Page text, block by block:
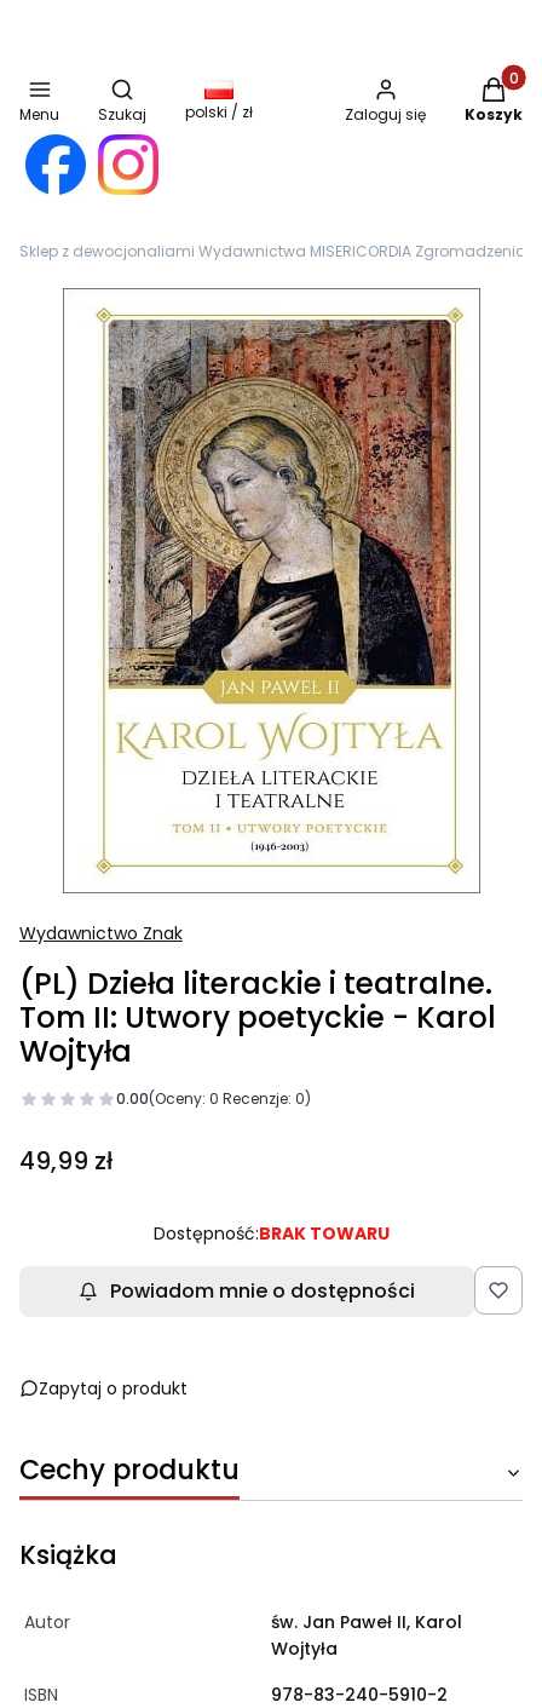
Menu
Otwórz wyszukiwarkę
Szukaj polski / zł Zaloguj się Koszyk
Sklep z dewocjonaliami Wydawnictwa MISERICORDIA Zgromadzenia
Wydawnictwo Znak
(PL) Dzieła literackie i teatralne.
Tom II: Utwory poetyckie - Karol
Wojtyła
0.00(Oceny: 0 Recenzje: 0)
Cena
49,99 zł
Dostępność:BRAK TOWARU
Powiadom mnie o dostępności
Zapytaj o produkt
Cechy produktu
Książka
Autor
św. Jan Paweł II, Karol
Wojtyła
ISBN
978-83-240-5910-2